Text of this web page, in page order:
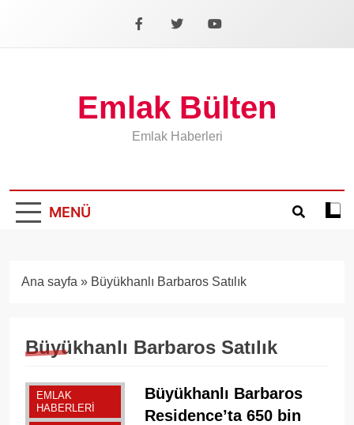
Facebook
X YouTube
Emlak Bülten
Emlak Haberleri
MENÜ
Koyu
Ana sayfa » Büyükhanlı Barbaros Satılık
Büyükhanlı Barbaros Satılık
EMLAK
HABERLERI
Büyükhanlı Barbaros
Residence’ta 650 bin